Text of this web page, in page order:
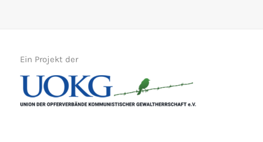
Ein Projekt der